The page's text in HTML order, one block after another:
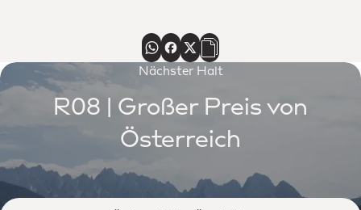
Nächster Halt
R08 | Großer Preis von
Österreich